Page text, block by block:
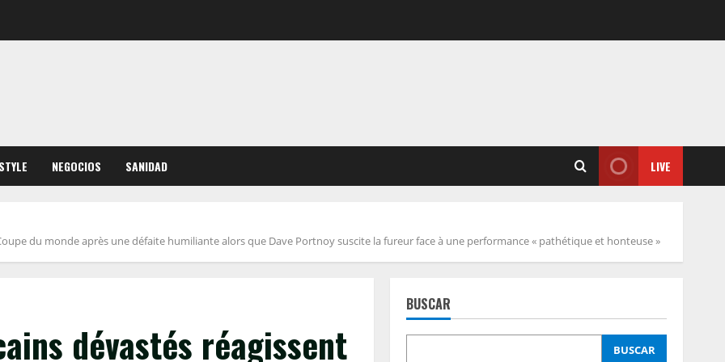
NEGOCIOS SANIDAD LIVE
du monde après une défaite humiliante alors que Dave Portnoy suscite la fureur face à une performance « pathétique et honteuse »
dévastés réagissent
BUSCAR
BUSCAR